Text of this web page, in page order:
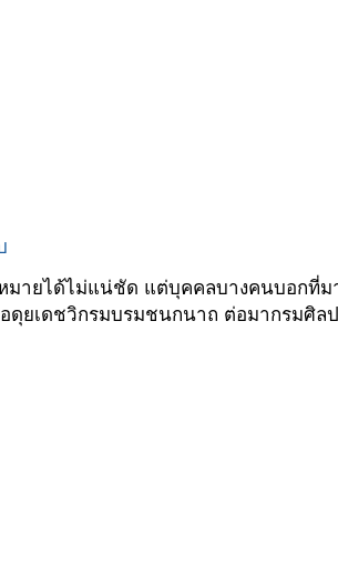
ายได้ไม่แน่ชัด แต่บุคคลบางคนบอกที่ม
ดุยเดชวิกรมบรมชนกนาถ ต่อมากรมศิล